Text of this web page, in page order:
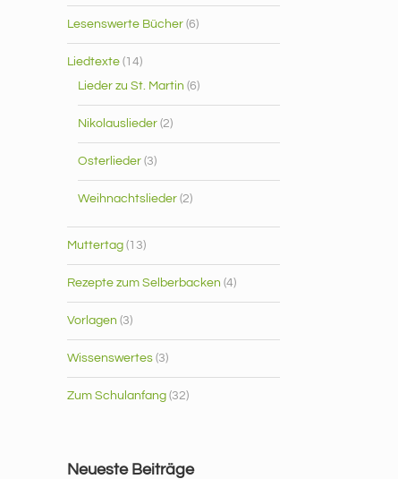
Lesenswerte Bücher (6)
Liedtexte (14)
Lieder zu St. Martin (6)
Nikolauslieder (2)
Osterlieder (3)
Weihnachtslieder (2)
Muttertag (13)
Rezepte zum Selberbacken (4)
Vorlagen (3)
Wissenswertes (3)
Zum Schulanfang (32)
Neueste Beiträge